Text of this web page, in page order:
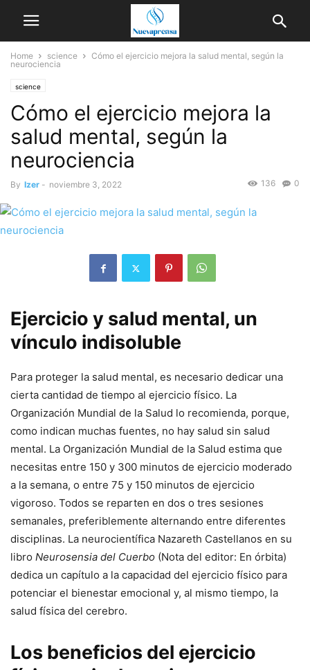
Home science
Cómo el ejercicio mejora la salud mental, según la
neurociencia
science
Cómo el ejercicio mejora la
salud mental, según la
neurociencia
By Izer - noviembre 3, 2022 0
136
Ejercicio y salud mental, un
vínculo indisoluble
Para proteger la salud mental, es necesario dedicar una
cierta cantidad de tiempo al ejercicio físico. La
Organización Mundial de la Salud lo recomienda, porque,
como indican muchas fuentes, no hay salud sin salud
mental. La Organización Mundial de la Salud estima que
necesitas entre 150 y 300 minutos de ejercicio moderado
a la semana, o entre 75 y 150 minutos de ejercicio
vigoroso. Todos se reparten en dos o tres sesiones
semanales, preferiblemente alternando entre diferentes
disciplinas. La neurocientífica Nazareth Castellanos en su
libro Neurosensia del Cuerbo (Nota del editor: En órbita)
dedica un capítulo a la capacidad del ejercicio físico para
potenciar el bienestar emocional y, al mismo tiempo, la
salud física del cerebro.
Los beneficios del ejercicio